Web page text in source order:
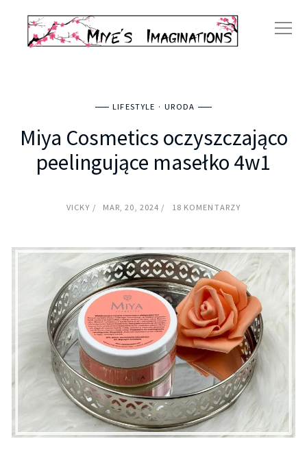
LIFESTYLE URODA
Miya Cosmetics oczyszczająco
peelingujące masełko 4w1
VICKY MAR, 20, 2024 18 KOMENTARZY